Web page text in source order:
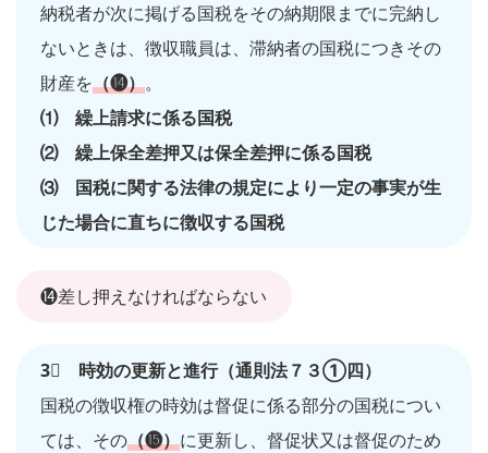
納税者が次に掲げる国税をその納期限までに完納し
ないときは、徴収職員は、滞納者の国税につきその
財産を（⓮）。
⑴ 繰上請求に係る国税
⑵ 繰上保全差押又は保全差押に係る国税
⑶ 国税に関する法律の規定により一定の事実が生
じた場合に直ちに徴収する国税
⓮差し押えなければならない
3⃣ 時効の更新と進行（通則法７３①四）
国税の徴収権の時効は督促に係る部分の国税につい
ては、その（⓯）に更新し、督促状又は督促のため